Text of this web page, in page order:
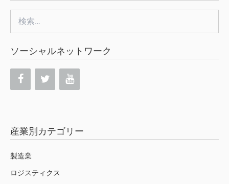
索:
ソーシャルネットワーク
産業別カテゴリー
製造業
ロジスティクス